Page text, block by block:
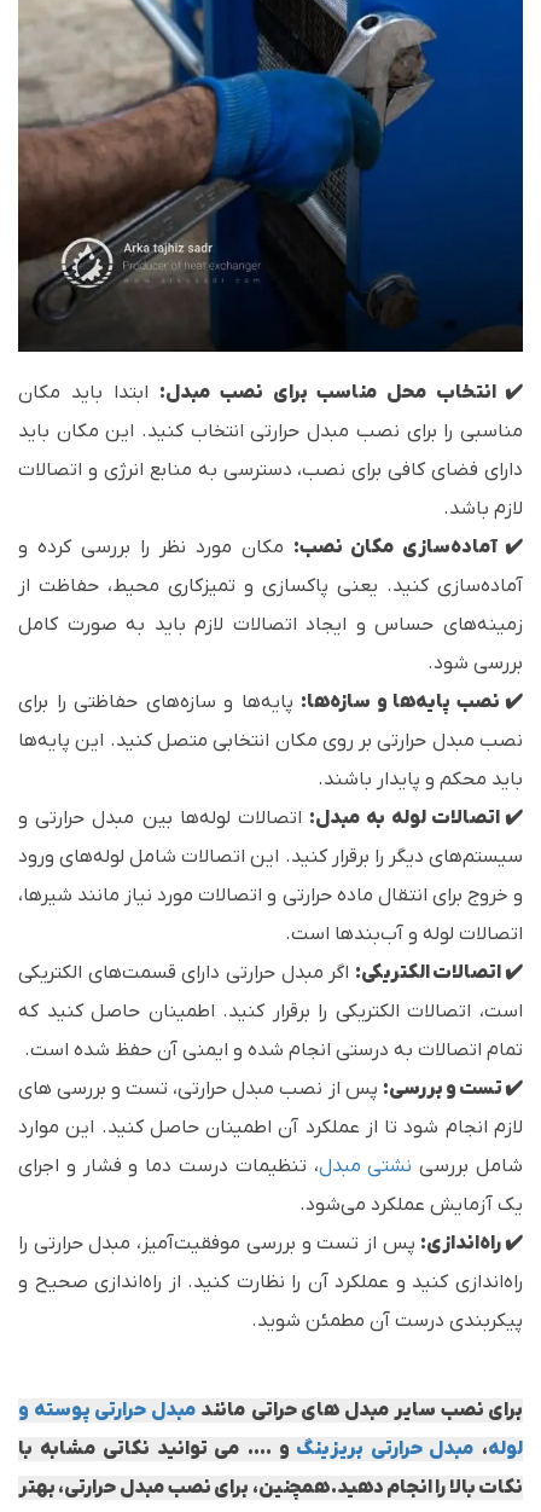
✔️ انتخاب محل مناسب برای نصب مبدل: ابتدا باید مکان
مناسبی را برای نصب مبدل حرارتی انتخاب کنید. این مکان باید
دارای فضای کافی برای نصب، دسترسی به منابع انرژی و اتصالات
لازم باشد.
✔️ آماده‌سازی مکان نصب: مکان مورد نظر را بررسی کرده و
آماده‌سازی کنید. یعنی پاکسازی و تمیزکاری محیط، حفاظت از
زمینه‌های حساس و ایجاد اتصالات لازم باید به صورت کامل
بررسی شود.
✔️ نصب پایه‌ها و سازه‌ها: پایه‌ها و سازه‌های حفاظتی را برای
نصب مبدل حرارتی بر روی مکان انتخابی متصل کنید. این پایه‌ها
باید محکم و پایدار باشند.
✔️ اتصالات لوله به مبدل: اتصالات لوله‌ها بین مبدل حرارتی و
سیستم‌های دیگر را برقرار کنید. این اتصالات شامل لوله‌های ورود
و خروج برای انتقال ماده حرارتی و اتصالات مورد نیاز مانند شیرها،
اتصالات لوله و آب‌بندها است.
✔️ اتصالات الکتریکی: اگر مبدل حرارتی دارای قسمت‌های الکتریکی
است، اتصالات الکتریکی را برقرار کنید. اطمینان حاصل کنید که
تمام اتصالات به درستی انجام شده و ایمنی آن حفظ شده است.
✔️ تست و بررسی: پس از نصب مبدل حرارتی، تست و بررسی های
لازم انجام شود تا از عملکرد آن اطمینان حاصل کنید. این موارد
شامل بررسی نشتی مبدل‌، تنظیمات درست دما و فشار و اجرای
یک آزمایش عملکرد می‌شود.
✔️ راه‌اندازی: پس از تست و بررسی موفقیت‌آمیز، مبدل حرارتی را
راه‌اندازی کنید و عملکرد آن را نظارت کنید. از راه‌اندازی صحیح و
پیکربندی درست آن مطمئن شوید.
برای نصب سایر مبدل های حراتی مانند مبدل حرارتی پوسته و
لوله، مبدل حرارتی بریزینگ و .... می توانید نکاتی مشابه با
نکات بالا را انجام دهید.همچنین، برای نصب مبدل حرارتی، بهتر